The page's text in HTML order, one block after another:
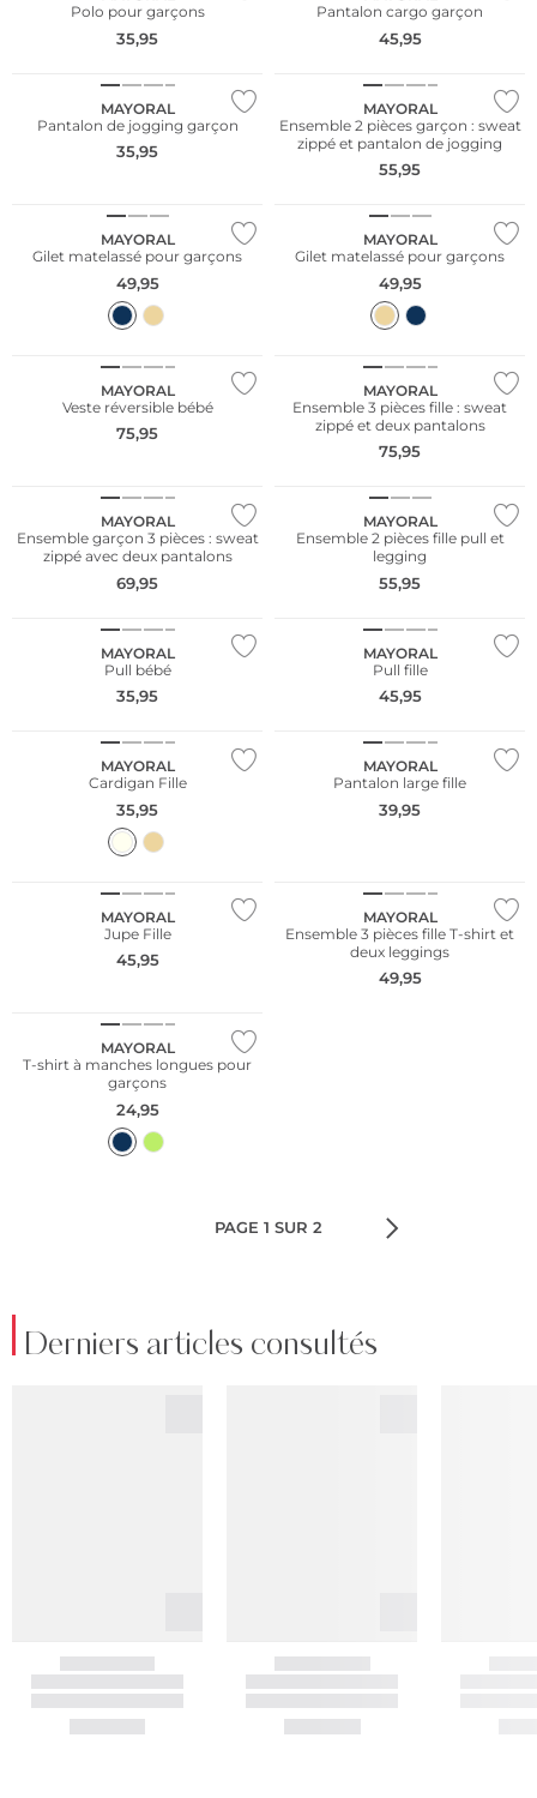
Polo pour garçons
35,95
Pantalon cargo garçon
45,95
MAYORAL
Pantalon de jogging garçon
35,95
MAYORAL
Ensemble 2 pièces garçon : sweat
zippé et pantalon de jogging
55,95
MAYORAL
Gilet matelassé pour garçons
49,95
MAYORAL
Gilet matelassé pour garçons
49,95
MAYORAL
Veste réversible bébé
75,95
MAYORAL
Ensemble 3 pièces fille : sweat
zippé et deux pantalons
75,95
MAYORAL
Ensemble garçon 3 pièces : sweat
zippé avec deux pantalons
69,95
MAYORAL
Ensemble 2 pièces fille pull et
legging
55,95
MAYORAL
Pull bébé
35,95
MAYORAL
Pull fille
45,95
MAYORAL
Cardigan Fille
35,95
MAYORAL
Pantalon large fille
39,95
MAYORAL
Jupe Fille
45,95
MAYORAL
Ensemble 3 pièces fille T-shirt et
deux leggings
49,95
MAYORAL
T-shirt à manches longues pour
garçons
24,95
PAGE 1 SUR 2
Derniers articles consultés